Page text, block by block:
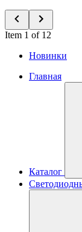
Item 1 of 12
Новинки
Главная
Каталог